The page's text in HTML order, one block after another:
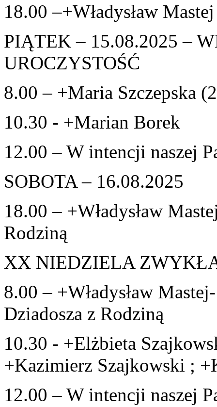
18.00 –+Władysław
PIĄTEK – 15.08.2025 –
UROCZYSTOŚĆ
8.00 – +Maria Szczepska
10.30 - +Marian Borek
12.00 – W intencji naszej
SOBOTA – 16.08.2025
18.00 – +Władysław
Rodziną
XX NIEDZIELA
8.00 – +Władysław
Dziadosza z Rodziną
10.30 - +Elżbieta
+Kazimierz Szajkowski ;
12.00 – W intencji naszej